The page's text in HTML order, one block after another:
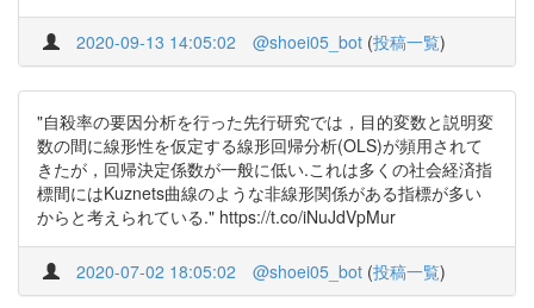
2020-09-13 14:05:02 @shoei05_bot (投稿一覧)
"自殺率の要因分析を行った先行研究では，目的変数と説明変
数の間に線形性を仮定する線形回帰分析(OLS)が頻用されて
きたが，回帰決定係数が一般に低い.これは多くの社会経済指
標間にはKuznets曲線のような非線形関係がある指標が多い
からと考えられている." https://t.co/iNuJdVpMur
2020-07-02 18:05:02 @shoei05_bot (投稿一覧)